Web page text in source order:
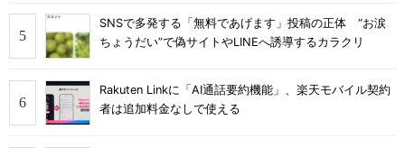
SNSで多発する「無料であげます」投稿の正体 “お涙
ちょうだい”で偽サイトやLINEへ誘導するカラクリ
Rakuten Linkに「AI通話要約機能」、楽天モバイル契約
者は追加料金なしで使える